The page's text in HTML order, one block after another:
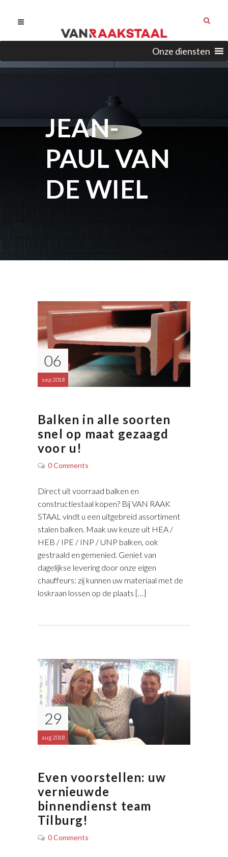
Onze diensten
JEAN-
PAUL VAN
DE WIEL
06
sep 2018
Balken in alle soorten
snel op maat gezaagd
voor u!
0 Comments
Direct uit voorraad balken en
constructiestaal kopen? Bij VAN RAAK
STAAL vindt u een uitgebreid assortiment
stalen balken. Maak uw keuze uit HEA /
HEB / IPE / INP / UNP balken, ook
gestraald en gemenied. Geniet van
dagelijkse levering door onze eigen
chauffeurs: zij kunnen uw materiaal met de
loskraan lossen op de plaats […]
29
aug 2018
Even voorstellen: uw
vernieuwde
binnendienst team
Tilburg!
0 Comments